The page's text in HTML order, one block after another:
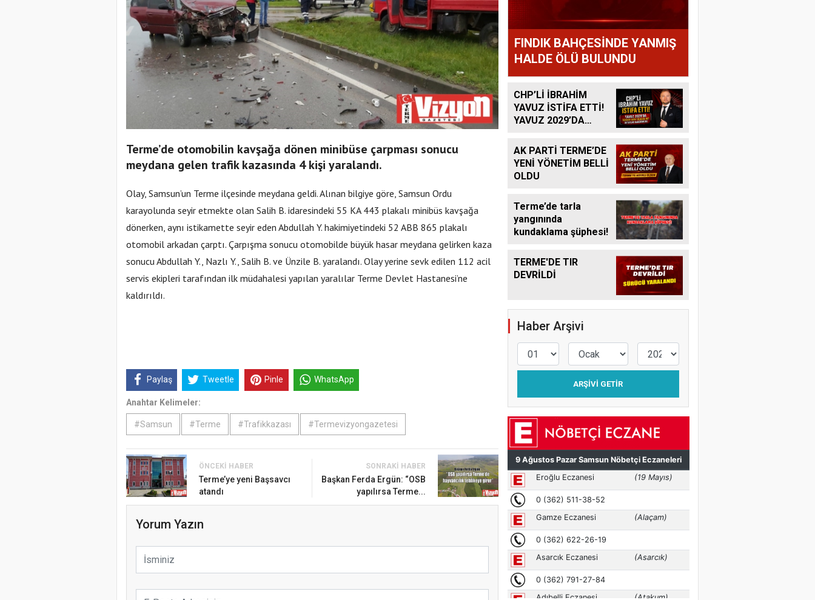
Terme’de otomobilin kavşağa dönen minibüse çarpması sonucu
meydana gelen trafik kazasında 4 kişi yaralandı.
Olay, Samsun’un Terme ilçesinde meydana geldi. Alınan bilgiye göre, Samsun Ordu
karayolunda seyir etmekte olan Salih B. idaresindeki 55 KA 443 plakalı minibüs kavşağa
dönerken, aynı istikamette seyir eden Abdullah Y. hakimiyetindeki 52 ABB 865 plakalı
otomobil arkadan çarptı. Çarpışma sonucu otomobilde büyük hasar meydana gelirken kaza
sonucu Abdullah Y., Nazlı Y., Salih B. ve Ünzile B. yaralandı. Olay yerine sevk edilen 112 acil
servis ekipleri tarafından ilk müdahalesi yapılan yaralılar Terme Devlet Hastanesi’ne
kaldırıldı.
Paylaş Tweetle Pinle WhatsApp
Anahtar Kelimeler:
#Samsun #Terme #Trafikkazası #Termevizyongazetesi
ÖNCEKI HABER
Terme’ye yeni Başsavcı
atandı
SONRAKI HABER
Başkan Ferda Ergün: “OSB
yapılırsa Terme...
Yorum Yazın
FINDIK BAHÇESİNDE YANMIŞ
HALDE ÖLÜ BULUNDU
CHP’Lİ İBRAHİM
YAVUZ İSTİFA ETTİ!
YAVUZ 2029’DA
OLACAK MI?
AK PARTİ TERME’DE
YENİ YÖNETİM BELLİ
OLDU
Terme’de tarla
yangınında
kundaklama şüphesi!
TERME'DE TIR
DEVRİLDİ
Haber Arşivi
ARŞIVI GETIR